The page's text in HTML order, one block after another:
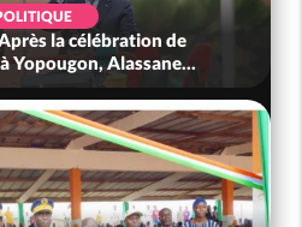
la célébration de
Yopougon, Alassane...